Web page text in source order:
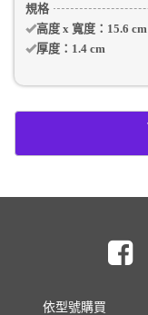
規格
高度 x 寬度： 15.6 cm
厚度： 1.4 cm
依型號購買